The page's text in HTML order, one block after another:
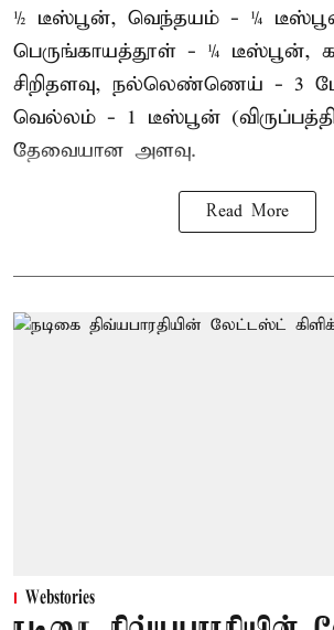
½ டீஸ்பூன், வெந்தயம் - ¼
பெருங்காயத்தூள் - ¼ டீஸ்பூன்,
சிறிதளவு, நல்லெண்ணெய் - 3
வெல்லம் - 1 டீஸ்பூன்
தேவையான அளவு.
Read More
Webstories